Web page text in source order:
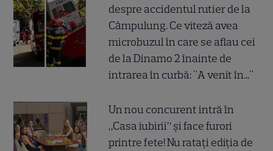
despre accidentul rutier de la
Câmpulung. Ce viteză avea
microbuzul în care se aflau cei
de la Dinamo 2 înainte de
intrarea în curbă: "A venit în..."
Un nou concurent intră în
„Casa iubirii” și face furori
printre fete! Nu ratați ediția de